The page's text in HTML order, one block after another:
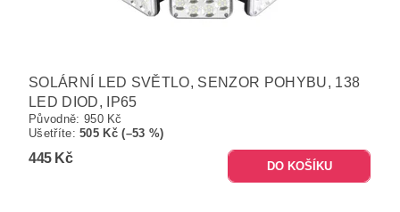
SOLÁRNÍ LED SVĚTLO, SENZOR POHYBU, 138
LED DIOD, IP65
Původně: 950 Kč
Ušetříte:505 Kč (–53 %)
445 Kč